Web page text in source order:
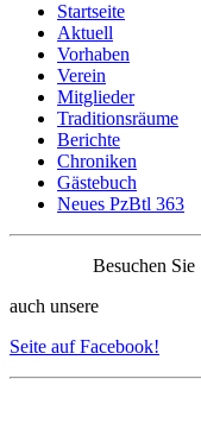
Startseite
Aktuell
Vorhaben
Verein
Mitglieder
Traditionsräume
Berichte
Chroniken
Gästebuch
Neues PzBtl 363
Besuchen Sie
auch unsere
Seite auf Facebook!